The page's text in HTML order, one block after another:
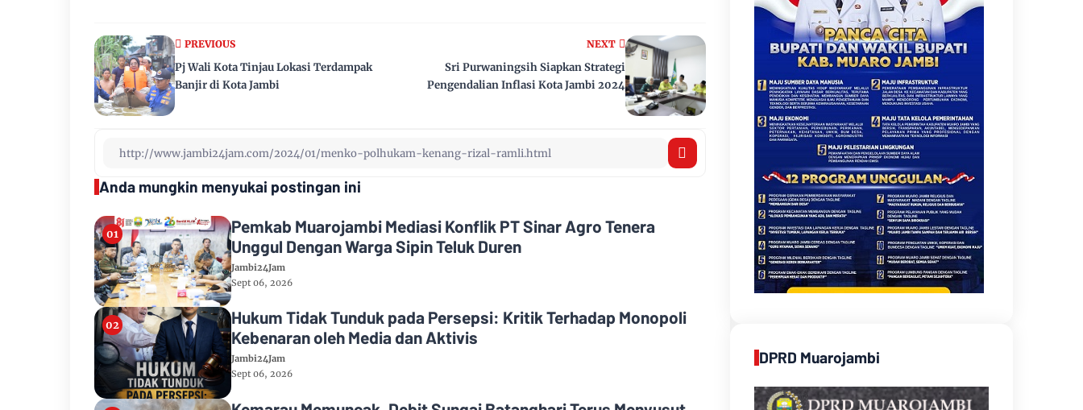
NEXT
Sri Purwaningsih Siapkan Strategi
Pengendalian Inflasi Kota Jambi 2024
PREVIOUS
Pj Wali Kota Tinjau Lokasi Terdampak
Banjir di Kota Jambi
Anda mungkin menyukai postingan ini
Pemkab Muarojambi Mediasi Konflik PT Sinar Agro Tenera
Unggul Dengan Warga Sipin Teluk Duren
Jambi24Jam
Sept 06, 2026
Hukum Tidak Tunduk pada Persepsi: Kritik Terhadap Monopoli
Kebenaran oleh Media dan Aktivis
Jambi24Jam
Sept 06, 2026
DPRD Muarojambi